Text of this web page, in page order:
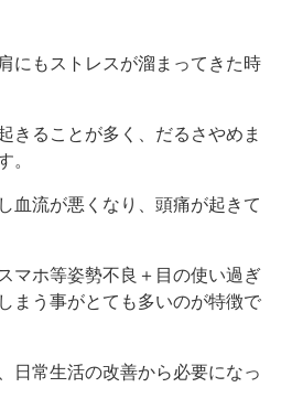
にもストレスが溜まってきた時
きることが多く、だるさやめま
。
血流が悪くなり、頭痛が起きて
マホ等姿勢不良＋目の使い過ぎ
まう事がとても多いのが特徴で
日常生活の改善から必要になっ